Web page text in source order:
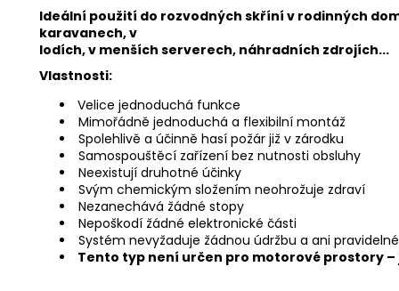
Ideální použití do rozvodných skříní v rodinných
karavanech, v
lodích, v menších serverech, náhradních zdrojích...
Vlastnosti:
Velice jednoduchá funkce
Mimořádně jednoduchá a flexibilní montáž
Spolehlivě a účinně hasí požár již v zárodku
Samospouštěcí zařízení bez nutnosti obsluhy
Neexistují druhotné účinky
Svým chemickým složením neohrožuje zdraví
Nezanechává žádné stopy
Nepoškodí žádné elektronické části
Systém nevyžaduje žádnou údržbu a ani
Tento typ není určen pro motorové prostory –